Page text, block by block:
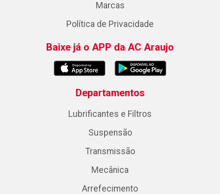
Marcas
Política de Privacidade
Baixe já o APP da AC Araujo
Departamentos
Lubrificantes e Filtros
Suspensão
Transmissão
Mecânica
Arrefecimento